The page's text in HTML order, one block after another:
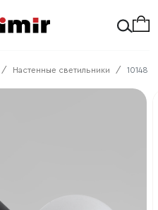
Настенные светильники 10148